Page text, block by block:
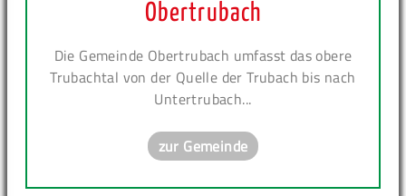
Obertrubach
Die Gemeinde Obertrubach umfasst das obere
Trubachtal von der Quelle der Trubach bis nach
Untertrubach...
zur Gemeinde